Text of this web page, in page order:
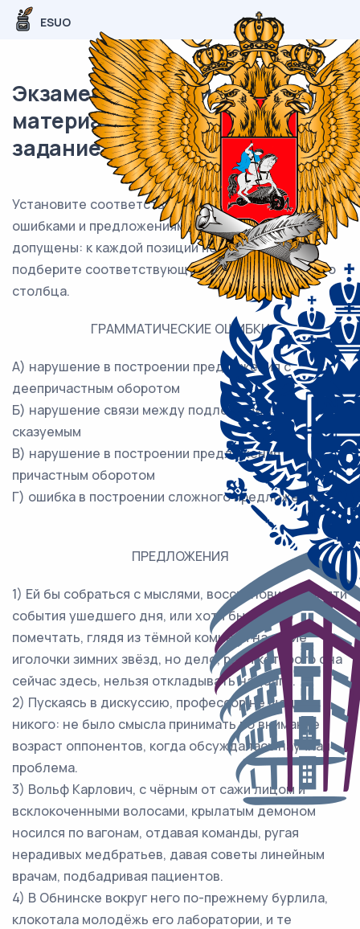
ESUO
Экзаменационный (типовой)
материал ЕГЭ / Русский / 08
задание (24) / 85
Установите соответствие между грамматическими
ошибками и предложениями, в которых они
допущены: к каждой позиции первого столбца
подберите соответствующую позицию из второго
столбца.
ГРАММАТИЧЕСКИЕ ОШИБКИ
А) нарушение в построении предложения с
деепричастным оборотом
Б) нарушение связи между подлежащим и
сказуемым
В) нарушение в построении предложения с
причастным оборотом
Г) ошибка в построении сложного предложения
ПРЕДЛОЖЕНИЯ
1) Ей бы собраться с мыслями, восстановив в памяти
события ушедшего дня, или хотя бы просто
помечтать, глядя из тёмной комнаты на яркие
иголочки зимних звёзд, но дело, ради которого она
сейчас здесь, нельзя откладывать надолго.
2) Пускаясь в дискуссию, профессор не щадил
никого: не было смысла принимать во внимание
возраст оппонентов, когда обсуждалась научная
проблема.
3) Вольф Карлович, с чёрным от сажи лицом и
всклокоченными волосами, крылатым демоном
носился по вагонам, отдавая команды, ругая
нерадивых медбратьев, давая советы линейным
врачам, подбадривая пациентов.
4) В Обнинске вокруг него по-прежнему бурлила,
клокотала молодёжь его лаборатории, и те